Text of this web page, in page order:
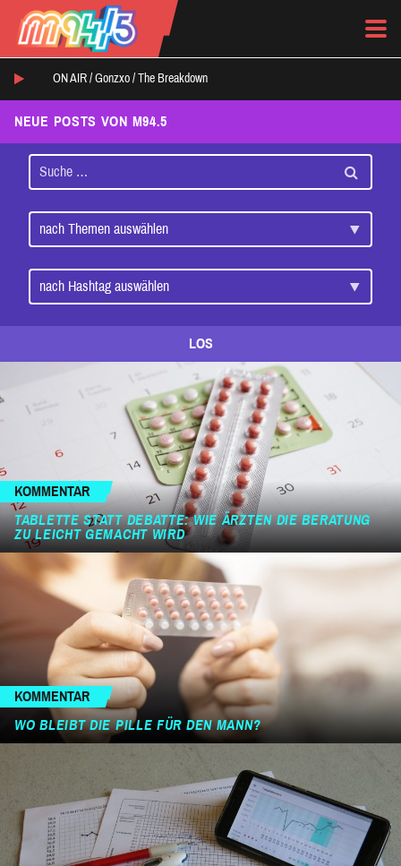
ON AIR / Gonzxo / The Breakdown
NEUE POSTS VON M94.5
LOS
KOMMENTAR
TABLETTE STATT DEBATTE: WIE ÄRZTEN DIE BERATUNG
ZU LEICHT GEMACHT WIRD
KOMMENTAR
WO BLEIBT DIE PILLE FÜR DEN MANN?